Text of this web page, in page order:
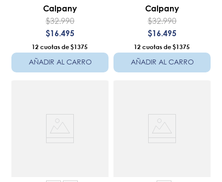
Calpany
$32.990
$16.495
12 $1375
AÑADIR AL CARRO
Calpany
$32.990
$16.495
12 $1375
AÑADIR AL CARRO